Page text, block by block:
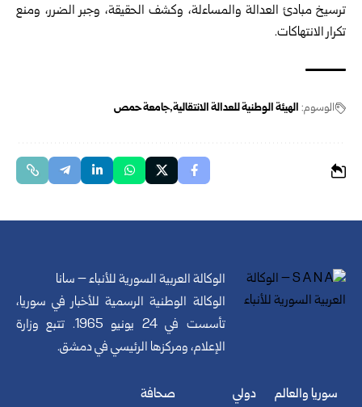
ترسيخ مبادئ العدالة والمساءلة، ‏وكشف الحقيقة، وجبر الضرر، ومنع
تكرار الانتهاكات.
الوسوم: الهيئة الوطنية للعدالة الانتقالية جامعة حمص
الوكالة العربية السورية للأنباء – سانا
الوكالة الوطنية الرسمية للأخبار في سوريا،
تأسست في 24 يونيو 1965. تتبع وزارة
الإعلام، ومركزها الرئيسي في دمشق.
سوريا والعالم دولي صحافة